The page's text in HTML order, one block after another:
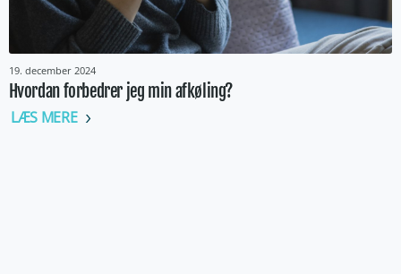
19. december 2024
Hvordan forbedrer jeg min afkøling?
LÆS MERE